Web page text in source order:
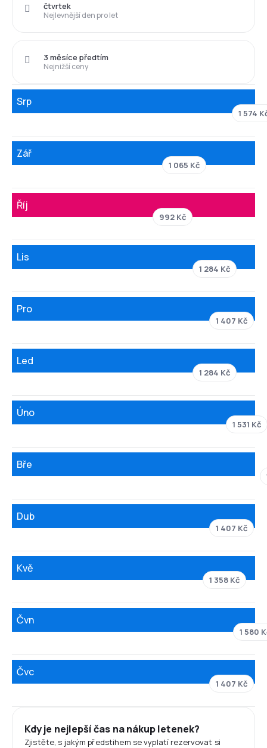
Nejlevnější den pro let
čtvrtek
Nejnižší ceny
3 měsíce předtím
Srp
1 574
Zář
1 065 Kč
Říj
992 Kč
Lis
1 284 Kč
Pro
1 407 Kč
Led
1 284 Kč
Úno
1 531 Kč
Bře
Dub
1 407 Kč
Kvě
1 358 Kč
Čvn
1 580
Čvc
1 407 Kč
Kdy je nejlepší čas na nákup letenek?
Zjistěte, s jakým předstihem se vyplatí rezervovat si